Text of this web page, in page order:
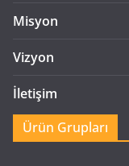
Misyon
Vizyon
İletişim
Ürün Grupları